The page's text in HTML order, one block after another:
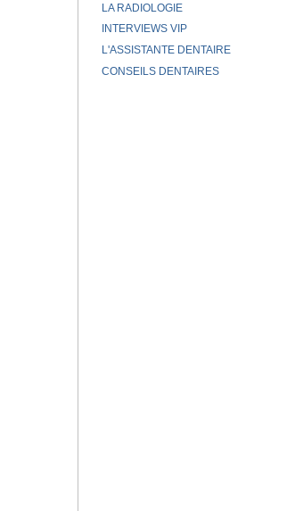
LA RADIOLOGIE
INTERVIEWS VIP
L'ASSISTANTE DENTAIRE
CONSEILS DENTAIRES